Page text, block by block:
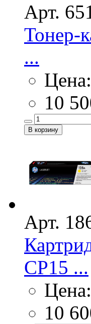
Арт.
Тонер-
...
Цена:
10
Арт.
CP15 ...
Цена:
10